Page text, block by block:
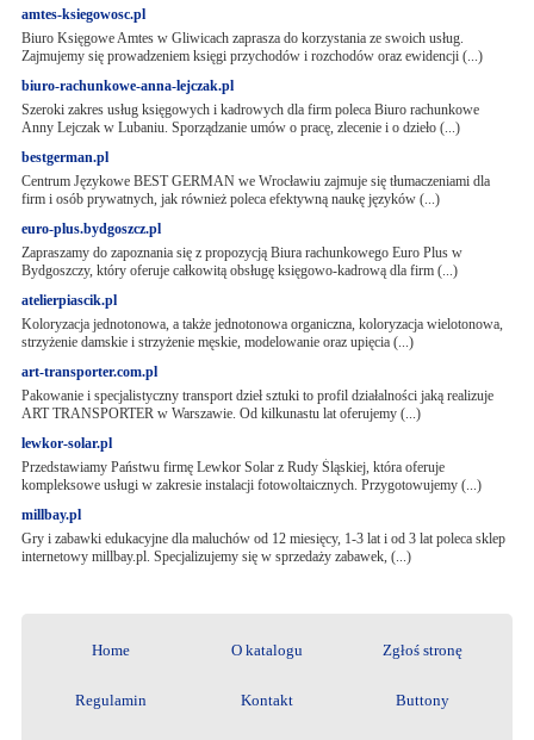
amtes-ksiegowosc.pl
Biuro Księgowe Amtes w Gliwicach zaprasza do korzystania ze swoich usług.
Zajmujemy się prowadzeniem księgi przychodów i rozchodów oraz ewidencji (...)
biuro-rachunkowe-anna-lejczak.pl
Szeroki zakres usług księgowych i kadrowych dla firm poleca Biuro rachunkowe
Anny Lejczak w Lubaniu. Sporządzanie umów o pracę, zlecenie i o dzieło (...)
bestgerman.pl
Centrum Językowe BEST GERMAN we Wrocławiu zajmuje się tłumaczeniami dla
firm i osób prywatnych, jak również poleca efektywną naukę języków (...)
euro-plus.bydgoszcz.pl
Zapraszamy do zapoznania się z propozycją Biura rachunkowego Euro Plus w
Bydgoszczy, który oferuje całkowitą obsługę księgowo-kadrową dla firm (...)
atelierpiascik.pl
Koloryzacja jednotonowa, a także jednotonowa organiczna, koloryzacja wielotonowa,
strzyżenie damskie i strzyżenie męskie, modelowanie oraz upięcia (...)
art-transporter.com.pl
Pakowanie i specjalistyczny transport dzieł sztuki to profil działalności jaką realizuje
ART TRANSPORTER w Warszawie. Od kilkunastu lat oferujemy (...)
lewkor-solar.pl
Przedstawiamy Państwu firmę Lewkor Solar z Rudy Śląskiej, która oferuje
kompleksowe usługi w zakresie instalacji fotowoltaicznych. Przygotowujemy (...)
millbay.pl
Gry i zabawki edukacyjne dla maluchów od 12 miesięcy, 1-3 lat i od 3 lat poleca sklep
internetowy millbay.pl. Specjalizujemy się w sprzedaży zabawek, (...)
Home O katalogu Zgłoś stronę
Regulamin Kontakt Buttony